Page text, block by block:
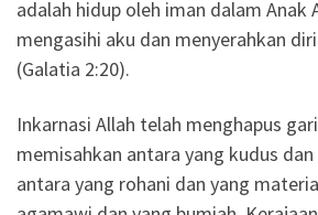
adalah hidup oleh iman dalam Anak
mengasihi aku dan menyerahkan
(Galatia 2:20).
Inkarnasi Allah telah menghapus
memisahkan antara yang kudus
antara yang rohani dan yang